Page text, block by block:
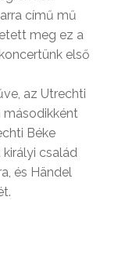
című mű
meg ez a
első
az Utrechti
másodikként
Béke
család
és Händel